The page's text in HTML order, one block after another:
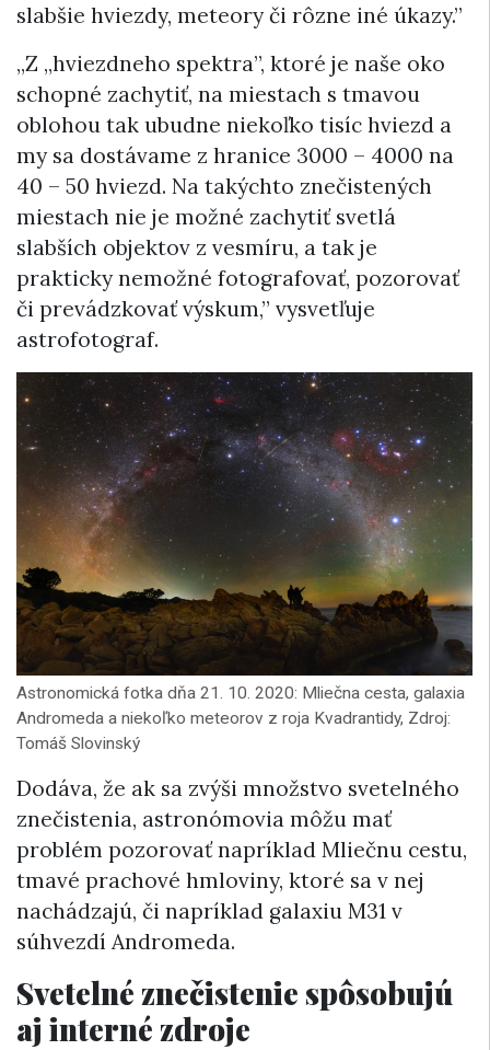
slabšie hviezdy, meteory či rôzne iné úkazy.”
„Z „hviezdneho spektra”, ktoré je naše oko
schopné zachytiť, na miestach s tmavou
oblohou tak ubudne niekoľko tisíc hviezd a
my sa dostávame z hranice 3000 – 4000 na
40 – 50 hviezd. Na takýchto znečistených
miestach nie je možné zachytiť svetlá
slabších objektov z vesmíru, a tak je
prakticky nemožné fotografovať, pozorovať
či prevádzkovať výskum,” vysvetľuje
astrofotograf.
Astronomická fotka dňa 21. 10. 2020: Mliečna cesta, galaxia
Andromeda a niekoľko meteorov z roja Kvadrantidy, Zdroj:
Tomáš Slovinský
Dodáva, že ak sa zvýši množstvo svetelného
znečistenia, astronómovia môžu mať
problém pozorovať napríklad Mliečnu cestu,
tmavé prachové hmloviny, ktoré sa v nej
nachádzajú, či napríklad galaxiu M31 v
súhvezdí Andromeda.
Svetelné znečistenie spôsobujú
aj interné zdroje